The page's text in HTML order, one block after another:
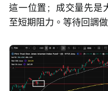
這一位置；成交量先是
至短期阻力。等待回調